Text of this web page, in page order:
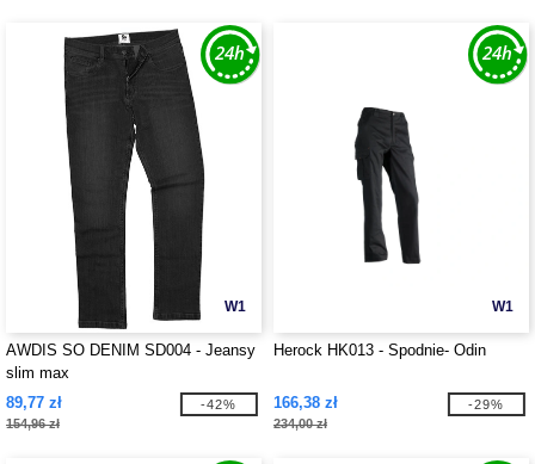
W1
AWDIS SO DENIM SD004 - Jeansy
slim max
89,77 zł
154,96 zł
-42%
W1
Herock HK013 - Spodnie- Odin
166,38 zł
234,00 zł
-29%